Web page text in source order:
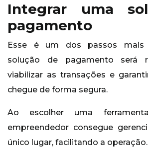
Integrar uma
pagamento
Esse é um dos passos mais
solução de pagamento será
viabilizar as transações e
chegue de forma segura.
Ao escolher uma
empreendedor consegue
único lugar, facilitando a operação.